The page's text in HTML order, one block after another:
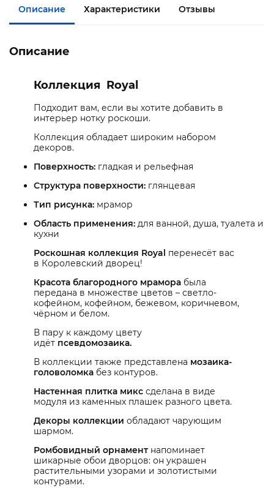
Описание Характеристики Отзывы
Описание
Коллекция Royal
Подходит вам, если вы хотите добавить в
интерьер нотку роскоши.
Коллекция обладает широким набором
декоров.
Поверхность: гладкая и рельефная
Структура поверхности: глянцевая
Тип рисунка: мрамор
Область применения: для ванной, душа, туалета и
кухни
Роскошная коллекция Royal перенесёт вас
в Королевский дворец!
Красота благородного мрамора была
передана в множестве цветов – светло-
кофейном, кофейном, бежевом, коричневом,
чёрном и белом.
В пару к каждому цвету
идёт псевдомозаика.
В коллекции также представлена мозаика-
головоломка без контуров.
Настенная плитка микс сделана в виде
модуля из каменных плашек разного цвета.
Декоры коллекции обладают чарующим
шармом.
Ромбовидный орнамент напоминает
шикарные обои дворцов: он украшен
растительными узорами и золотистыми
контурами.